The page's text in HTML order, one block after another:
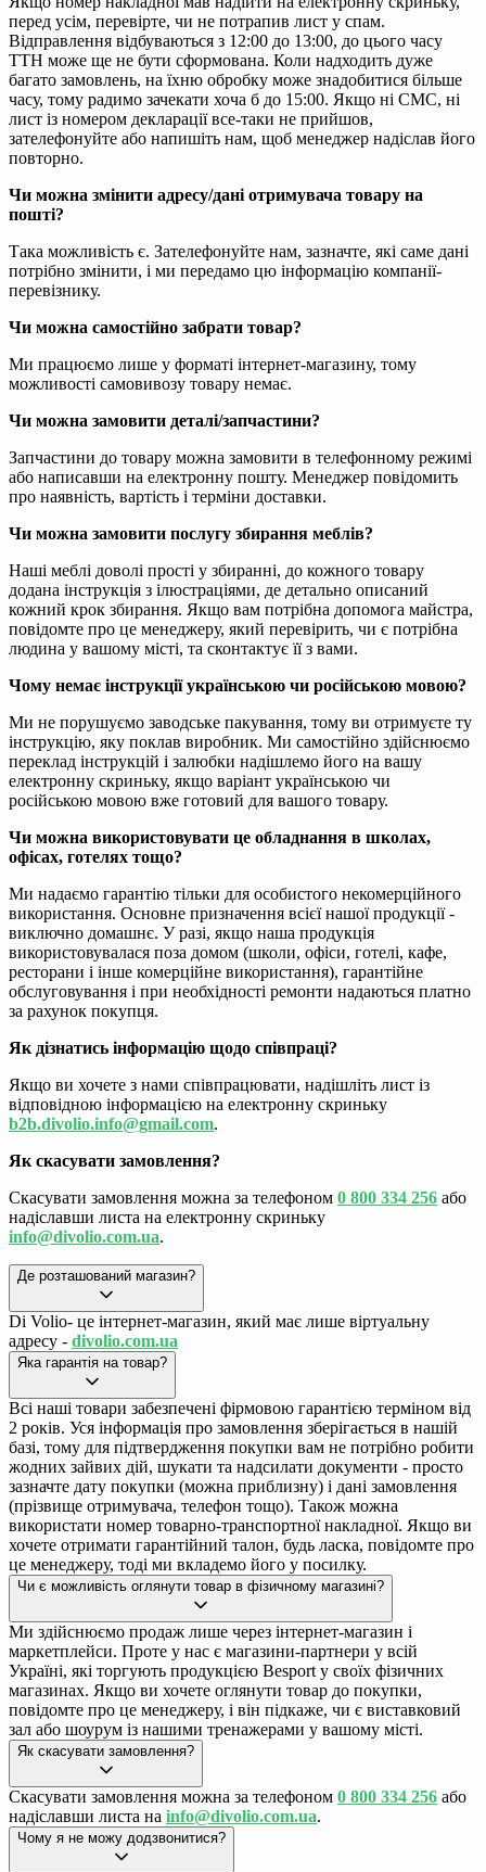
перед усім, перевірте, чи не потрапив лист у спам.
Відправлення відбуваються з 12:00 до 13:00, до цього часу
ТТН може ще не бути сформована. Коли надходить дуже
багато замовлень, на їхню обробку може знадобитися більше
часу, тому радимо зачекати хоча б до 15:00. Якщо ні СМС, ні
лист із номером декларації все-таки не прийшов,
зателефонуйте або напишіть нам, щоб менеджер надіслав його
повторно.
Чи можна змінити адресу/дані отримувача товару на
пошті?
Така можливість є. Зателефонуйте нам, зазначте, які саме дані
потрібно змінити, і ми передамо цю інформацію компанії-
перевізнику.
Чи можна самостійно забрати товар?
Ми працюємо лише у форматі інтернет-магазину, тому
можливості самовивозу товару немає.
Чи можна замовити деталі/запчастини?
Запчастини до товару можна замовити в телефонному режимі
або написавши на електронну пошту. Менеджер повідомить
про наявність, вартість і терміни доставки.
Чи можна замовити послугу збирання меблів?
Наші меблі доволі прості у збиранні, до кожного товару
додана інструкція з ілюстраціями, де детально описаний
кожний крок збирання. Якщо вам потрібна допомога майстра,
повідомте про це менеджеру, який перевірить, чи є потрібна
людина у вашому місті, та сконтактує її з вами.
Чому немає інструкції українською чи російською мовою?
Ми не порушуємо заводське пакування, тому ви отримуєте ту
інструкцію, яку поклав виробник. Ми самостійно здійснюємо
переклад інструкцій і залюбки надішлемо його на вашу
електронну скриньку, якщо варіант українською чи
російською мовою вже готовий для вашого товару.
Чи можна використовувати це обладнання в школах,
офісах, готелях тощо?
Ми надаємо гарантію тільки для особистого некомерційного
використання. Основне призначення всієї нашої продукції -
виключно домашнє. У разі, якщо наша продукція
використовувалася поза домом (школи, офіси, готелі, кафе,
ресторани і інше комерційне використання), гарантійне
обслуговування і при необхідності ремонти надаються платно
за рахунок покупця.
Як дізнатись інформацію щодо співпраці?
Якщо ви хочете з нами співпрацювати, надішліть лист із
відповідною інформацією на електронну скриньку
b2b.divolio.info@gmail.com.
Як скасувати замовлення?
Скасувати замовлення можна за телефоном 0 800 334 256 або
надіславши листа на електронну скриньку
info@divolio.com.ua.
Де розташований магазин?
Di Volio- це інтернет-магазин, який має лише віртуальну
адресу - divolio.com.ua
Яка гарантія на товар?
Всі наші товари забезпечені фірмовою гарантією терміном від
2 років. Уся інформація про замовлення зберігається в нашій
базі, тому для підтвердження покупки вам не потрібно робити
жодних зайвих дій, шукати та надсилати документи - просто
зазначте дату покупки (можна приблизну) і дані замовлення
(прізвище отримувача, телефон тощо). Також можна
використати номер товарно-транспортної накладної. Якщо ви
хочете отримати гарантійний талон, будь ласка, повідомте про
це менеджеру, тоді ми вкладемо його у посилку.
Чи є можливість оглянути товар в фізичному магазині?
Ми здійснюємо продаж лише через інтернет-магазин і
маркетплейси. Проте у нас є магазини-партнери у всій
Україні, які торгують продукцією Besport у своїх фізичних
магазинах. Якщо ви хочете оглянути товар до покупки,
повідомте про це менеджеру, і він підкаже, чи є виставковий
зал або шоурум із нашими тренажерами у вашому місті.
Як скасувати замовлення?
Скасувати замовлення можна за телефоном 0 800 334 256 або
надіславши листа на info@divolio.com.ua.
Чому я не можу додзвонитися?